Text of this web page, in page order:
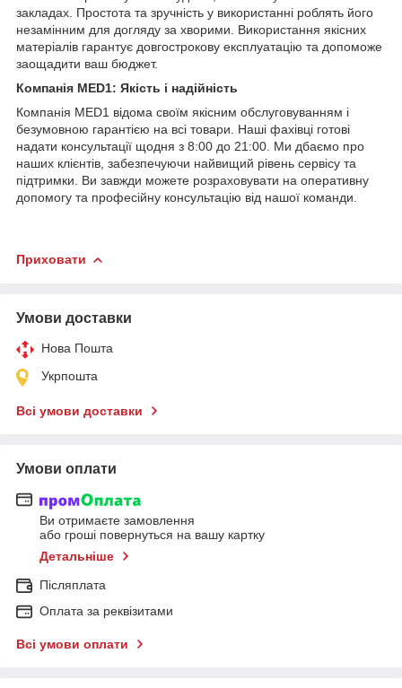
закладах. Простота та зручність у використанні роблять його
незамінним для догляду за хворими. Використання якісних
матеріалів гарантує довгострокову експлуатацію та допоможе
заощадити ваш бюджет.
Компанія MED1: Якість і надійність
Компанія MED1 відома своїм якісним обслуговуванням і
безумовною гарантією на всі товари. Наші фахівці готові
надати консультації щодня з 8:00 до 21:00. Ми дбаємо про
наших клієнтів, забезпечуючи найвищий рівень сервісу та
підтримки. Ви завжди можете розраховувати на оперативну
допомогу та професійну консультацію від нашої команди.
Приховати
Умови доставки
Нова Пошта
Укрпошта
Всі умови доставки
Умови оплати
Ви отримаєте замовлення
або гроші повернуться на вашу картку
Детальніше
Післяплата
Оплата за реквізитами
Всі умови оплати